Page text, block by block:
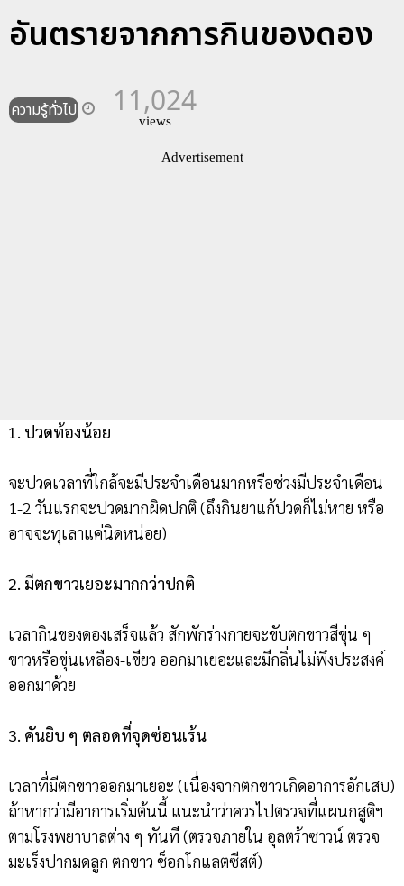
อันตรายจากการกินของดอง
ความรู้ทั่วไป 11,024
views
Advertisement
1. ปวดท้องน้อย
จะปวดเวลาที่ใกล้จะมีประจำเดือนมากหรือช่วงมีประจำเดือน
1-2 วันแรกจะปวดมากผิดปกติ (ถึงกินยาแก้ปวดก็ไม่หาย หรือ
อาจจะทุเลาแค่นิดหน่อย)
2. มีตกขาวเยอะมากกว่าปกติ
เวลากินของดองเสร็จแล้ว สักพักร่างกายจะขับตกขาวสีขุ่น ๆ
ขาวหรือขุ่นเหลือง-เขียว ออกมาเยอะและมีกลิ่นไม่พึงประสงค์
ออกมาด้วย
3. คันยิบ ๆ ตลอดที่จุดซ่อนเร้น
เวลาที่มีตกขาวออกมาเยอะ (เนื่องจากตกขาวเกิดอาการอักเสบ)
ถ้าหากว่ามีอาการเริ่มต้นนี้ แนะนำว่าควรไปตรวจที่แผนกสูติฯ
ตามโรงพยาบาลต่าง ๆ ทันที (ตรวจภายใน อุลตร้าซาวน์ ตรวจ
มะเร็งปากมดลูก ตกขาว ช็อกโกแลตซีสต์)